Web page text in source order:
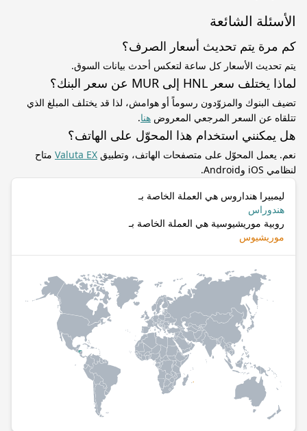
الأسئلة الشائعة
كم مرة يتم تحديث أسعار الصرف؟
يتم تحديث الأسعار كل ساعة لتعكس أحدث بيانات السوق.
لماذا يختلف سعر HNL إلى MUR عن سعر البنك؟
تضيف البنوك والمزوّدون رسوماً أو هوامش، لذا قد يختلف المبلغ الذي
تتلقاه عن السعر المرجعي المعروض هنا.
هل يمكنني استخدام هذا المحوّل على الهاتف؟
نعم. يعمل المحوّل على متصفحات الهاتف، وتطبيق Valuta EX متاح
لنظامي iOS وAndroid.
ليمبيرا هنداروس هي العملة الخاصة بـ
هندوراس
روبية موريشيوسية هي العملة الخاصة بـ
موريشيوس